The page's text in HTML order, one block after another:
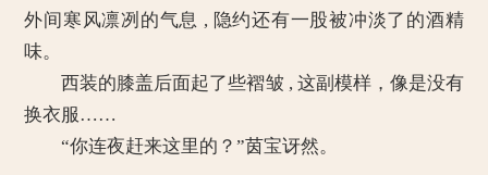
外间寒风凛冽的气息 , 隐约还有一股被冲淡了的酒精
味。
西装的膝盖后面起了些褶皱 , 这副模样，像是没有
换衣服……
“你连夜赶来这里的？”茵宝讶然。